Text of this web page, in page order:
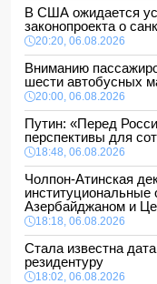
В США ожидается
законопроекта о
20:20, 06.08.2026
Вниманию
шести автобусных
20:00, 06.08.2026
Путин: «Перед
перспективы для
18:48, 06.08.2026
Чолпон-Атинская
Азербайджаном и
18:18, 06.08.2026
Стала известна
резидентуру
18:02, 06.08.2026